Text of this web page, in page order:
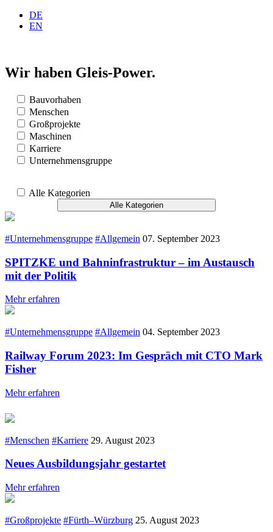
DE
EN
Wir haben Gleis-Power.
Bauvorhaben
Menschen
Großprojekte
Maschinen
Karriere
Unternehmensgruppe
Alle Kategorien
Alle Kategorien
#Unternehmensgruppe #Allgemein 07. September 2023
SPITZKE und Bahninfrastruktur – im Austausch
mit der Politik
Mehr erfahren
#Unternehmensgruppe #Allgemein 04. September 2023
Railway Forum 2023: Im Gespräch mit CTO Mark
Fisher
Mehr erfahren
#Menschen #Karriere 29. August 2023
Neues Ausbildungsjahr gestartet
Mehr erfahren
#Großprojekte #Fürth–Würzburg 25. August 2023